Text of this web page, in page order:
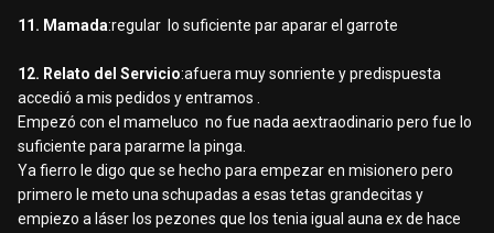
11. Mamada:regular lo suficiente par aparar el garrote
12. Relato del Servicio:afuera muy sonriente y predispuesta
accedió a mis pedidos y entramos .
Empezó con el mameluco no fue nada aextraodinario pero fue lo
suficiente para pararme la pinga.
Ya fierro le digo que se hecho para empezar en misionero pero
primero le meto una schupadas a esas tetas grandecitas y
empiezo a láser los pezones que los tenia igual auna ex de hace